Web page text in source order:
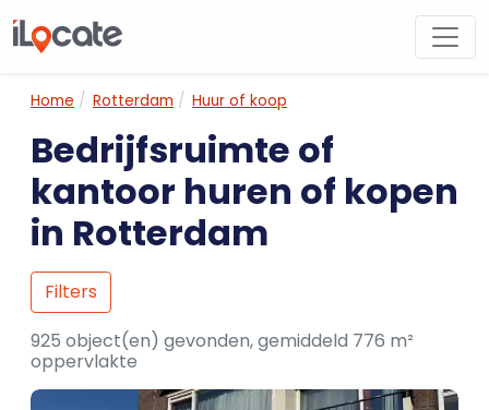
Home Rotterdam Huur of koop
Bedrijfsruimte of
kantoor huren of kopen
in Rotterdam
Filters
925 object(en) gevonden, gemiddeld 776 m²
oppervlakte